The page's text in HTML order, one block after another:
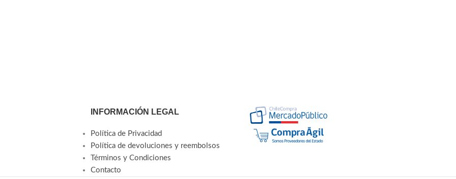
INFORMACIÓN LEGAL
Política de Privacidad
Política de devoluciones y reembolsos
Términos y Condiciones
Contacto